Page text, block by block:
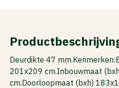
Deurdikte 47
201x209 cm.Inbouwmaat
cm.Doorloopmaat (bxh)